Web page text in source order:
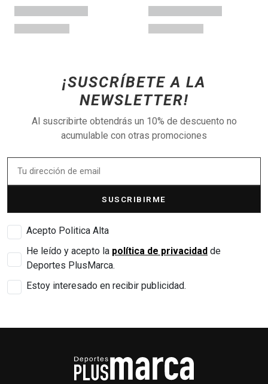
¡SUSCRÍBETE A LA
NEWSLETTER!
Al suscribirte obtendrás un 10% de descuento no
acumulable con otras promociones
SUSCRIBIRME
Acepto Politica Alta
He leído y acepto la política de privacidad de
Deportes PlusMarca.
Estoy interesado en recibir publicidad.